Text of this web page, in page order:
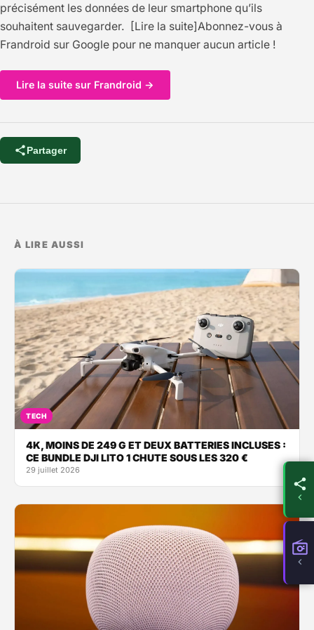
précisément les données de leur smartphone qu’ils
souhaitent sauvegarder. [Lire la suite]Abonnez-vous à
Frandroid sur Google pour ne manquer aucun article !
Lire la suite sur Frandroid →
Partager
À LIRE AUSSI
TECH
4K, MOINS DE 249 G ET DEUX BATTERIES INCLUSES :
CE BUNDLE DJI LITO 1 CHUTE SOUS LES 320 €
29 juillet 2026